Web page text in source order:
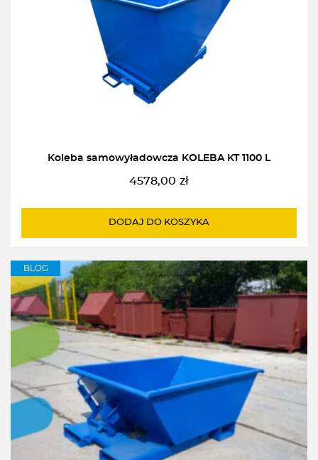
Koleba samowyładowcza KOLEBA KT 1100 L
4578,00 zł
DODAJ DO KOSZYKA
BLOG